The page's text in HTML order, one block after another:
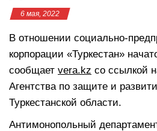
6 мая, 2022
В отношении социально-
корпорации «Туркестан»
сообщает vera.kz со ссылкой
Агентства по защите и
Туркестанской области.
Антимонопольный